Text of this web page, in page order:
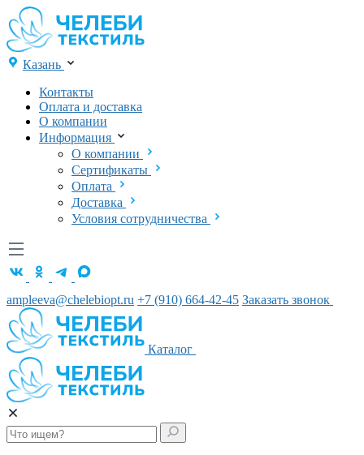
Казань
Контакты
Оплата и доставка
О компании
Информация
О компании
Сертификаты
Оплата
Доставка
Условия сотрудничества
ampleeva@chelebiopt.ru +7 (910) 664-42-45 Заказать звонок
Каталог